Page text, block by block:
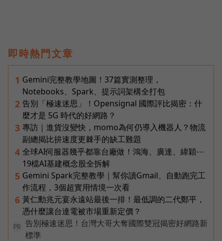
即時熱門文章
1 Gemini完整教學地圖！37篇實測整理，
Notebooks、Spark、提示詞架構全打包
2 告別「極速迷思」！Opensignal 國際評比揭密：什
麼才是 5G 時代的好網路？
3 專訪｜進貨沒變快，momo為何仍導入機器人？物流
副總揭比拚速度更棘手的缺工難題
4 全球AI伺服器幾乎都靠台廠做！鴻海、廣達、緯穎⋯
19檔AI基建概念股全拆解
5 Gemini Spark完整教學｜幫你讀Gmail、自動跑完工
作流程，3個超實用情境一次看
6 黃仁勳兆元宴永遠站最後一排！最低調的二代鄭平，
憑什麼讓台達電被市場重新定價？
PR
告別極速迷思！台灣大哥大奪國際雙冠揭密好網路新
標準